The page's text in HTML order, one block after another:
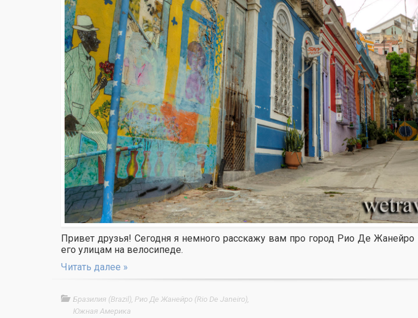
Привет друзья! Сегодня я немного расскажу вам про город Рио Де
его улицам на велосипеде.
Читать далее »
Бразилия (Brazil) Рио Де Жанейро (Rio De Janeiro)
Южная Америка